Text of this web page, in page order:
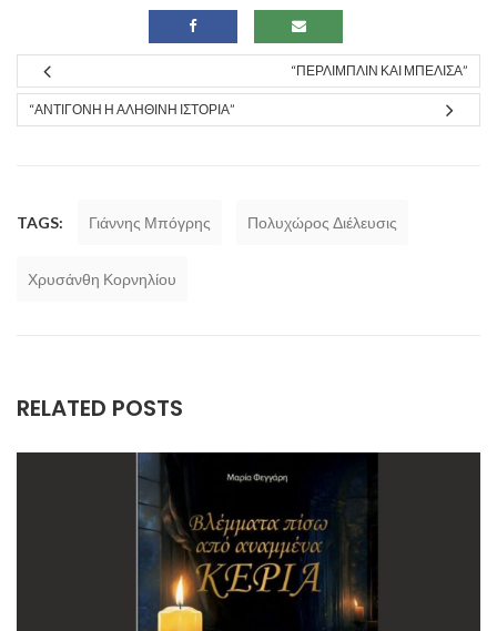
“ΠΕΡΛΙΜΠΛΊΝ ΚΑΙ ΜΠΕΛΊΣΑ”
“ΑΝΤΙΓΌΝΗ Η ΑΛΗΘΙΝΉ ΙΣΤΟΡΊΑ”
TAGS: Γιάννης Μπόγρης Πολυχώρος Διέλευσις
Χρυσάνθη Κορνηλίου
RELATED POSTS